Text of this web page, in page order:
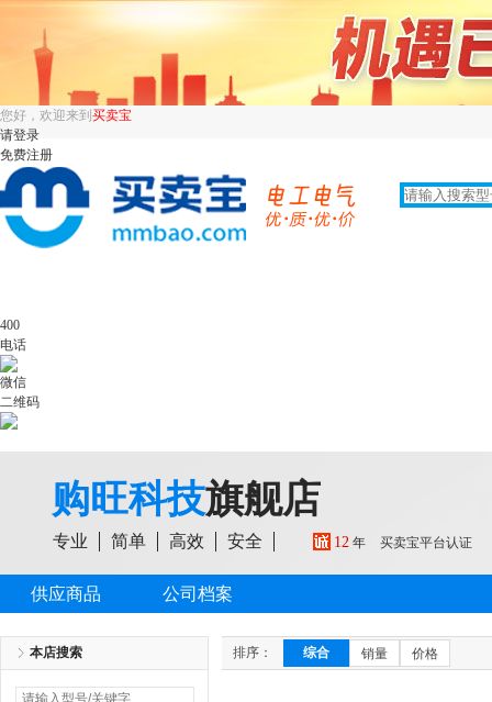
您好，欢迎来到 买卖宝
请登录
免费注册
400
电话
微信
二维码
购旺科技旗舰店
专业 简单 高效 安全 12 年 买卖宝平台认证
供应商品 公司档案
排序： 综合 销量 价格
本店搜索